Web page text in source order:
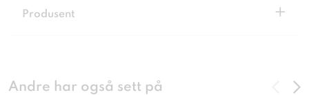
Produsent +
Andre har også sett på